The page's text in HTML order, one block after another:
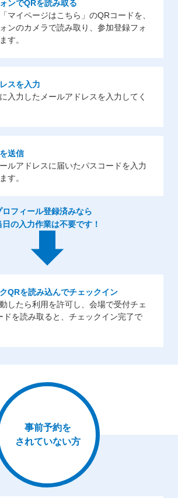
ンでQRを読み取る
マイページはこちら」のQRコードを、
ンのカメラで読み取り、参加登録フォ
す。
スを入力
入力したメールアドレスを入力してく
送信
ルアドレスに届いたパスコードを入力
す。
ロフィール登録済みなら
日の入力作業は不要です！
QRを読み込んでチェックイン
したら利用を許可し、会場で受付チェ
ドを読み取ると、チェックイン完了で
事前予約を
されていない方